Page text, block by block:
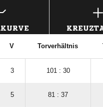
V Torverhältnis
3 101 : 30
5 81 : 37